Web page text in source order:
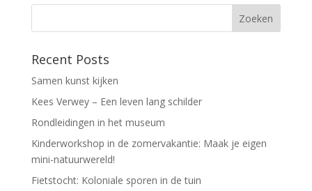
Recent Posts
Samen kunst kijken
Kees Verwey – Een leven lang schilder
Rondleidingen in het museum
Kinderworkshop in de zomervakantie: Maak je eigen
mini-natuurwereld!
Fietstocht: Koloniale sporen in de tuin